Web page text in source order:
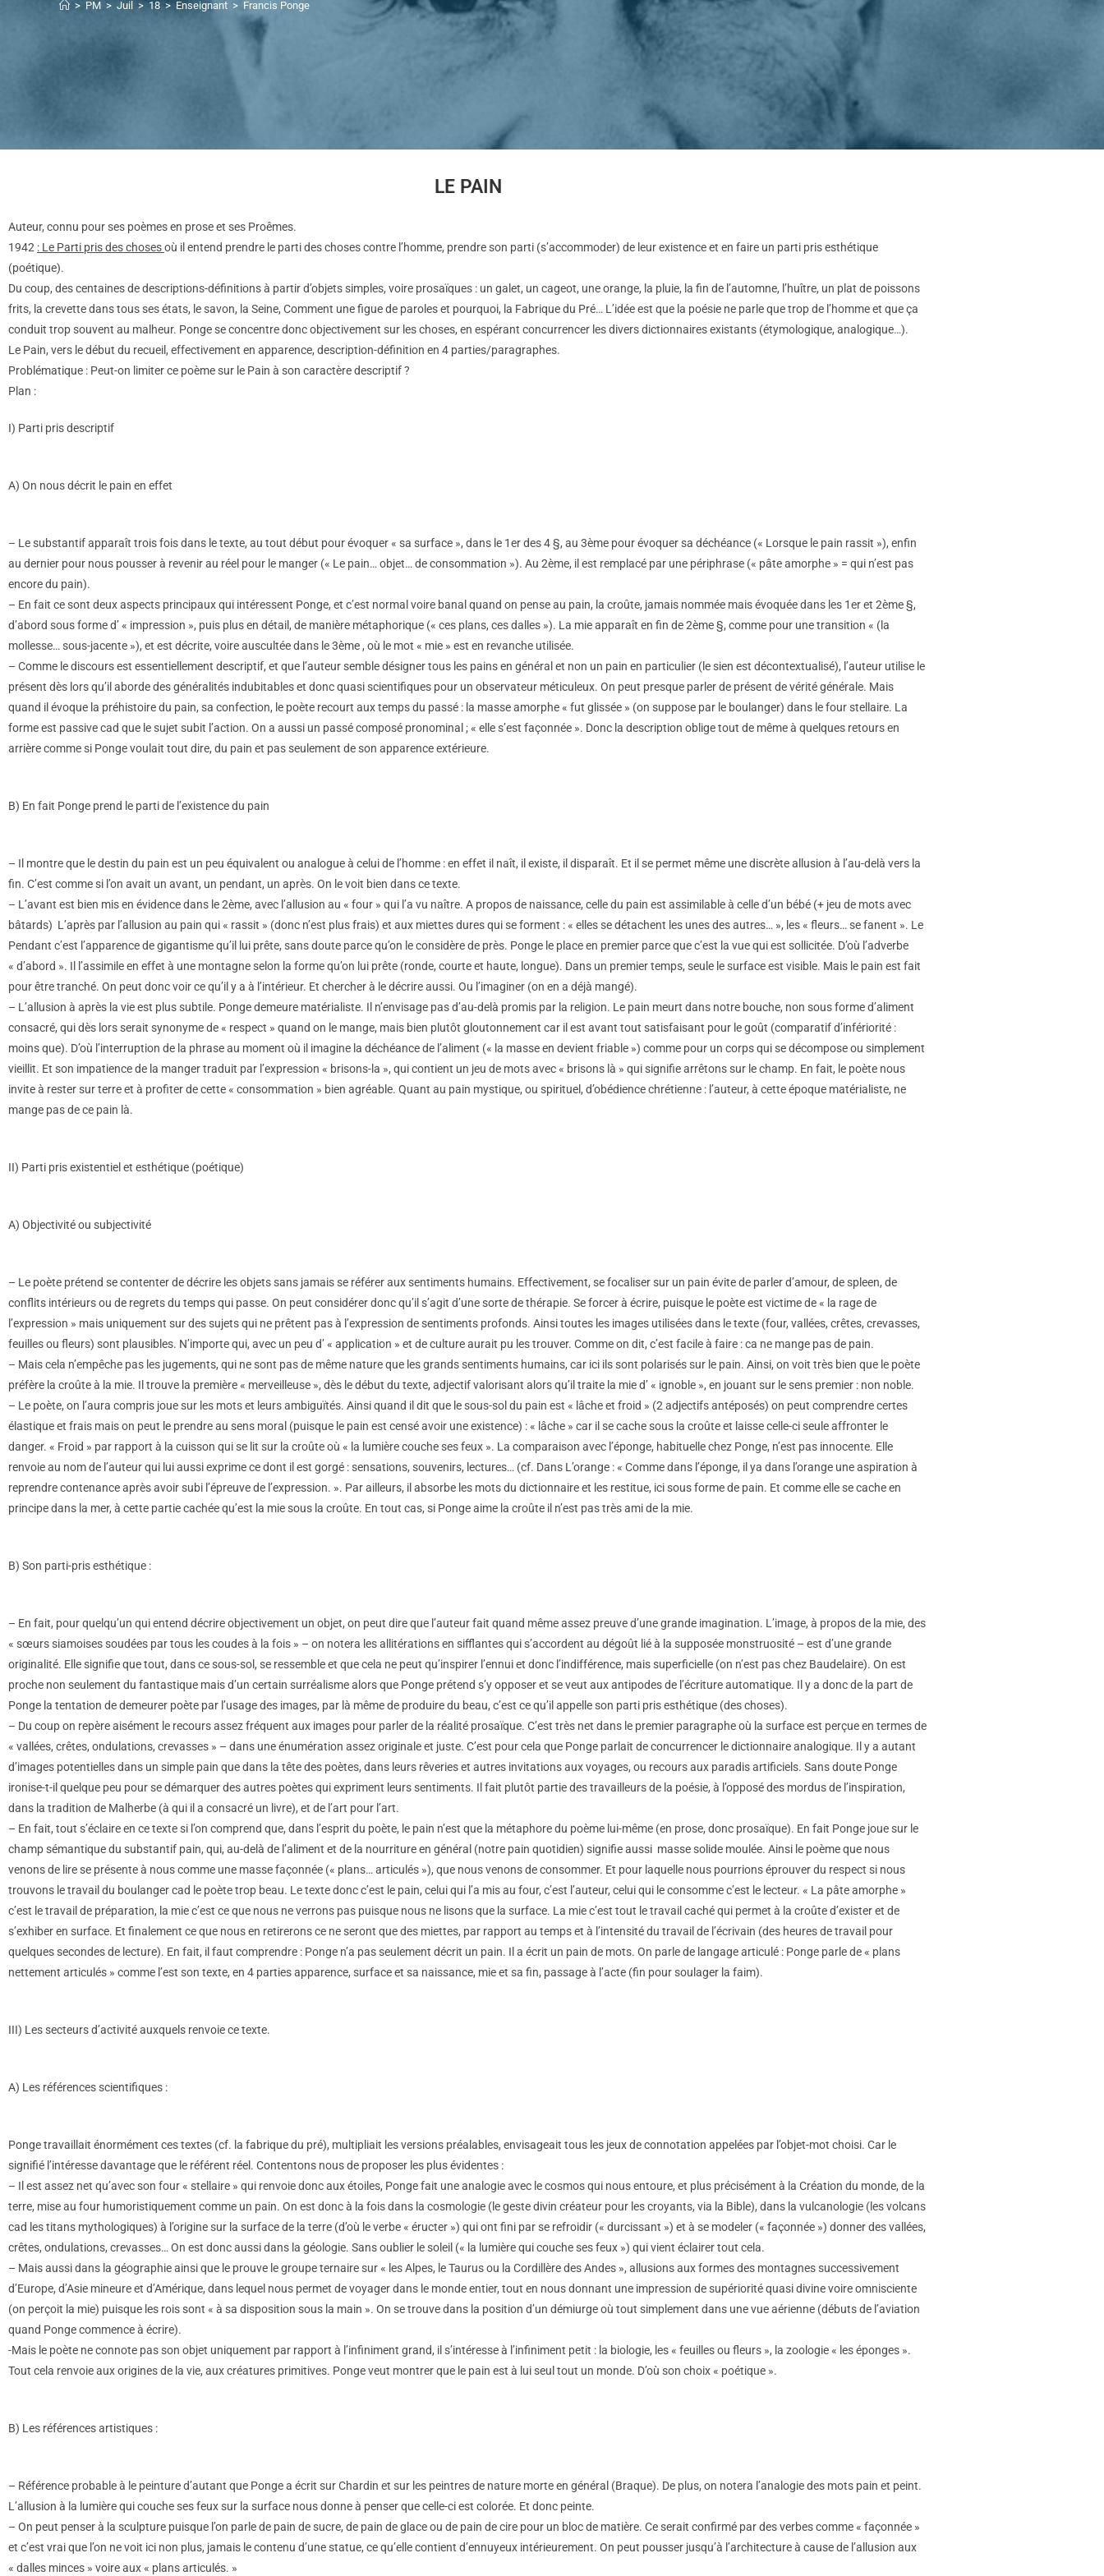
> PM > Juil > 18 > Enseignant > Francis Ponge
LE PAIN
Auteur, connu pour ses poèmes en prose et ses Proêmes.
1942 : Le Parti pris des chosesoù il entend prendre le parti des choses contre l’homme, prendre son parti (s’accommoder) de leur existence et en faire un parti pris esthétique
(poétique).
Du coup, des centaines de descriptions-définitions à partir d’objets simples, voire prosaïques : un galet, un cageot, une orange, la pluie, la fin de l’automne, l’huître, un plat de poissons
frits, la crevette dans tous ses états, le savon, la Seine, Comment une figue de paroles et pourquoi, la Fabrique du Pré… L’idée est que la poésie ne parle que trop de l’homme et que ça
conduit trop souvent au malheur. Ponge se concentre donc objectivement sur les choses, en espérant concurrencer les divers dictionnaires existants (étymologique, analogique…).
Le Pain, vers le début du recueil, effectivement en apparence, description-définition en 4 parties/paragraphes.
Problématique : Peut-on limiter ce poème sur le Pain à son caractère descriptif ?
Plan :
I) Parti pris descriptif
A) On nous décrit le pain en effet
– Le substantif apparaît trois fois dans le texte, au tout début pour évoquer « sa surface », dans le 1er des 4 §, au 3ème pour évoquer sa déchéance (« Lorsque le pain rassit »), enfin
au dernier pour nous pousser à revenir au réel pour le manger (« Le pain… objet… de consommation »). Au 2ème, il est remplacé par une périphrase (« pâte amorphe » = qui n’est pas
encore du pain).
– En fait ce sont deux aspects principaux qui intéressent Ponge, et c’est normal voire banal quand on pense au pain, la croûte, jamais nommée mais évoquée dans les 1er et 2ème §,
d’abord sous forme d’ « impression », puis plus en détail, de manière métaphorique (« ces plans, ces dalles »). La mie apparaît en fin de 2ème §, comme pour une transition « (la
mollesse… sous-jacente »), et est décrite, voire auscultée dans le 3ème , où le mot « mie » est en revanche utilisée.
– Comme le discours est essentiellement descriptif, et que l’auteur semble désigner tous les pains en général et non un pain en particulier (le sien est décontextualisé), l’auteur utilise le
présent dès lors qu’il aborde des généralités indubitables et donc quasi scientifiques pour un observateur méticuleux. On peut presque parler de présent de vérité générale. Mais
quand il évoque la préhistoire du pain, sa confection, le poète recourt aux temps du passé : la masse amorphe « fut glissée » (on suppose par le boulanger) dans le four stellaire. La
forme est passive cad que le sujet subit l’action. On a aussi un passé composé pronominal ; « elle s’est façonnée ». Donc la description oblige tout de même à quelques retours en
arrière comme si Ponge voulait tout dire, du pain et pas seulement de son apparence extérieure.
B) En fait Ponge prend le parti de l’existence du pain
– Il montre que le destin du pain est un peu équivalent ou analogue à celui de l’homme : en effet il naît, il existe, il disparaît. Et il se permet même une discrète allusion à l’au-delà vers la
fin. C’est comme si l’on avait un avant, un pendant, un après. On le voit bien dans ce texte.
– L’avant est bien mis en évidence dans le 2ème, avec l’allusion au « four » qui l’a vu naître. A propos de naissance, celle du pain est assimilable à celle d’un bébé (+ jeu de mots avec
bâtards) L’après par l’allusion au pain qui « rassit » (donc n’est plus frais) et aux miettes dures qui se forment : « elles se détachent les unes des autres… », les « fleurs… se fanent ». Le
Pendant c’est l’apparence de gigantisme qu’il lui prête, sans doute parce qu’on le considère de près. Ponge le place en premier parce que c’est la vue qui est sollicitée. D’où l’adverbe
« d’abord ». Il l’assimile en effet à une montagne selon la forme qu’on lui prête (ronde, courte et haute, longue). Dans un premier temps, seule le surface est visible. Mais le pain est fait
pour être tranché. On peut donc voir ce qu’il y a à l’intérieur. Et chercher à le décrire aussi. Ou l’imaginer (on en a déjà mangé).
– L’allusion à après la vie est plus subtile. Ponge demeure matérialiste. Il n’envisage pas d’au-delà promis par la religion. Le pain meurt dans notre bouche, non sous forme d’aliment
consacré, qui dès lors serait synonyme de « respect » quand on le mange, mais bien plutôt gloutonnement car il est avant tout satisfaisant pour le goût (comparatif d’infériorité :
moins que). D’où l’interruption de la phrase au moment où il imagine la déchéance de l’aliment (« la masse en devient friable ») comme pour un corps qui se décompose ou simplement
vieillit. Et son impatience de la manger traduit par l’expression « brisons-la », qui contient un jeu de mots avec « brisons là » qui signifie arrêtons sur le champ. En fait, le poète nous
invite à rester sur terre et à profiter de cette « consommation » bien agréable. Quant au pain mystique, ou spirituel, d’obédience chrétienne : l’auteur, à cette époque matérialiste, ne
mange pas de ce pain là.
II) Parti pris existentiel et esthétique (poétique)
A) Objectivité ou subjectivité
– Le poète prétend se contenter de décrire les objets sans jamais se référer aux sentiments humains. Effectivement, se focaliser sur un pain évite de parler d’amour, de spleen, de
conflits intérieurs ou de regrets du temps qui passe. On peut considérer donc qu’il s’agit d’une sorte de thérapie. Se forcer à écrire, puisque le poète est victime de « la rage de
l’expression » mais uniquement sur des sujets qui ne prêtent pas à l’expression de sentiments profonds. Ainsi toutes les images utilisées dans le texte (four, vallées, crêtes, crevasses,
feuilles ou fleurs) sont plausibles. N’importe qui, avec un peu d’ « application » et de culture aurait pu les trouver. Comme on dit, c’est facile à faire : ca ne mange pas de pain.
– Mais cela n’empêche pas les jugements, qui ne sont pas de même nature que les grands sentiments humains, car ici ils sont polarisés sur le pain. Ainsi, on voit très bien que le poète
préfère la croûte à la mie. Il trouve la première « merveilleuse », dès le début du texte, adjectif valorisant alors qu’il traite la mie d’ « ignoble », en jouant sur le sens premier : non noble.
– Le poète, on l’aura compris joue sur les mots et leurs ambiguïtés. Ainsi quand il dit que le sous-sol du pain est « lâche et froid » (2 adjectifs antéposés) on peut comprendre certes
élastique et frais mais on peut le prendre au sens moral (puisque le pain est censé avoir une existence) : « lâche » car il se cache sous la croûte et laisse celle-ci seule affronter le
danger. « Froid » par rapport à la cuisson qui se lit sur la croûte où « la lumière couche ses feux ». La comparaison avec l’éponge, habituelle chez Ponge, n’est pas innocente. Elle
renvoie au nom de l’auteur qui lui aussi exprime ce dont il est gorgé : sensations, souvenirs, lectures… (cf. Dans L’orange : « Comme dans l’éponge, il ya dans l’orange une aspiration à
reprendre contenance après avoir subi l’épreuve de l’expression. ». Par ailleurs, il absorbe les mots du dictionnaire et les restitue, ici sous forme de pain. Et comme elle se cache en
principe dans la mer, à cette partie cachée qu’est la mie sous la croûte. En tout cas, si Ponge aime la croûte il n’est pas très ami de la mie.
B) Son parti-pris esthétique :
– En fait, pour quelqu’un qui entend décrire objectivement un objet, on peut dire que l’auteur fait quand même assez preuve d’une grande imagination. L’image, à propos de la mie, des
« sœurs siamoises soudées par tous les coudes à la fois » – on notera les allitérations en sifflantes qui s’accordent au dégoût lié à la supposée monstruosité – est d’une grande
originalité. Elle signifie que tout, dans ce sous-sol, se ressemble et que cela ne peut qu’inspirer l’ennui et donc l’indifférence, mais superficielle (on n’est pas chez Baudelaire). On est
proche non seulement du fantastique mais d’un certain surréalisme alors que Ponge prétend s’y opposer et se veut aux antipodes de l’écriture automatique. Il y a donc de la part de
Ponge la tentation de demeurer poète par l’usage des images, par là même de produire du beau, c’est ce qu’il appelle son parti pris esthétique (des choses).
– Du coup on repère aisément le recours assez fréquent aux images pour parler de la réalité prosaïque. C’est très net dans le premier paragraphe où la surface est perçue en termes de
« vallées, crêtes, ondulations, crevasses » – dans une énumération assez originale et juste. C’est pour cela que Ponge parlait de concurrencer le dictionnaire analogique. Il y a autant
d’images potentielles dans un simple pain que dans la tête des poètes, dans leurs rêveries et autres invitations aux voyages, ou recours aux paradis artificiels. Sans doute Ponge
ironise-t-il quelque peu pour se démarquer des autres poètes qui expriment leurs sentiments. Il fait plutôt partie des travailleurs de la poésie, à l’opposé des mordus de l’inspiration,
dans la tradition de Malherbe (à qui il a consacré un livre), et de l’art pour l’art.
– En fait, tout s’éclaire en ce texte si l’on comprend que, dans l’esprit du poète, le pain n’est que la métaphore du poème lui-même (en prose, donc prosaïque). En fait Ponge joue sur le
champ sémantique du substantif pain, qui, au-delà de l’aliment et de la nourriture en général (notre pain quotidien) signifie aussi masse solide moulée. Ainsi le poème que nous
venons de lire se présente à nous comme une masse façonnée (« plans… articulés »), que nous venons de consommer. Et pour laquelle nous pourrions éprouver du respect si nous
trouvons le travail du boulanger cad le poète trop beau. Le texte donc c’est le pain, celui qui l’a mis au four, c’est l’auteur, celui qui le consomme c’est le lecteur. « La pâte amorphe »
c’est le travail de préparation, la mie c’est ce que nous ne verrons pas puisque nous ne lisons que la surface. La mie c’est tout le travail caché qui permet à la croûte d’exister et de
s’exhiber en surface. Et finalement ce que nous en retirerons ce ne seront que des miettes, par rapport au temps et à l’intensité du travail de l’écrivain (des heures de travail pour
quelques secondes de lecture). En fait, il faut comprendre : Ponge n’a pas seulement décrit un pain. Il a écrit un pain de mots. On parle de langage articulé : Ponge parle de « plans
nettement articulés » comme l’est son texte, en 4 parties apparence, surface et sa naissance, mie et sa fin, passage à l’acte (fin pour soulager la faim).
III) Les secteurs d’activité auxquels renvoie ce texte.
A) Les références scientifiques :
Ponge travaillait énormément ces textes (cf. la fabrique du pré), multipliait les versions préalables, envisageait tous les jeux de connotation appelées par l’objet-mot choisi. Car le
signifié l’intéresse davantage que le référent réel. Contentons nous de proposer les plus évidentes :
– Il est assez net qu’avec son four « stellaire » qui renvoie donc aux étoiles, Ponge fait une analogie avec le cosmos qui nous entoure, et plus précisément à la Création du monde, de la
terre, mise au four humoristiquement comme un pain. On est donc à la fois dans la cosmologie (le geste divin créateur pour les croyants, via la Bible), dans la vulcanologie (les volcans
cad les titans mythologiques) à l’origine sur la surface de la terre (d’où le verbe « éructer ») qui ont fini par se refroidir (« durcissant ») et à se modeler (« façonnée ») donner des vallées,
crêtes, ondulations, crevasses… On est donc aussi dans la géologie. Sans oublier le soleil (« la lumière qui couche ses feux ») qui vient éclairer tout cela.
– Mais aussi dans la géographie ainsi que le prouve le groupe ternaire sur « les Alpes, le Taurus ou la Cordillère des Andes », allusions aux formes des montagnes successivement
d’Europe, d’Asie mineure et d’Amérique, dans lequel nous permet de voyager dans le monde entier, tout en nous donnant une impression de supériorité quasi divine voire omnisciente
(on perçoit la mie) puisque les rois sont « à sa disposition sous la main ». On se trouve dans la position d’un démiurge où tout simplement dans une vue aérienne (débuts de l’aviation
quand Ponge commence à écrire).
-Mais le poète ne connote pas son objet uniquement par rapport à l’infiniment grand, il s’intéresse à l’infiniment petit : la biologie, les « feuilles ou fleurs », la zoologie « les éponges ».
Tout cela renvoie aux origines de la vie, aux créatures primitives. Ponge veut montrer que le pain est à lui seul tout un monde. D’où son choix « poétique ».
B) Les références artistiques :
– Référence probable à le peinture d’autant que Ponge a écrit sur Chardin et sur les peintres de nature morte en général (Braque). De plus, on notera l’analogie des mots pain et peint.
L’allusion à la lumière qui couche ses feux sur la surface nous donne à penser que celle-ci est colorée. Et donc peinte.
– On peut penser à la sculpture puisque l’on parle de pain de sucre, de pain de glace ou de pain de cire pour un bloc de matière. Ce serait confirmé par des verbes comme « façonnée »
et c’est vrai que l’on ne voit ici non plus, jamais le contenu d’une statue, ce qu’elle contient d’ennuyeux intérieurement. On peut pousser jusqu’à l’architecture à cause de l’allusion aux
« dalles minces » voire aux « plans articulés. »